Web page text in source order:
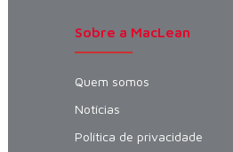
Sobre a MacLean
Quem somos
Notícias
Política de privacidade